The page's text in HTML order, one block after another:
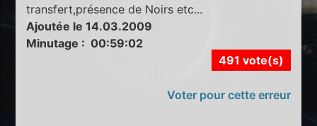
transfert,présence de Noirs etc...
Ajoutée le 14.03.2009
Minutage : 00:59:02
491 vote(s)
Voter pour cette erreur